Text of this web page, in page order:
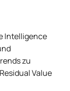
Intelligence
zu
Value